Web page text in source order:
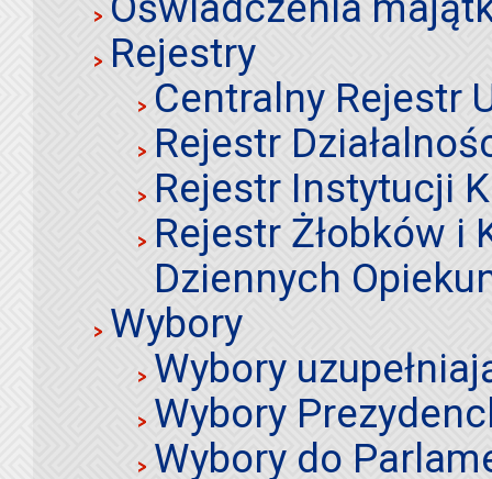
Rejestry
Centralny Rejestr
Rejestr
Rejestr Instytucji
Rejestr Żłobków i
Dziennych
Wybory
Wybory
Wybory
Wybory do